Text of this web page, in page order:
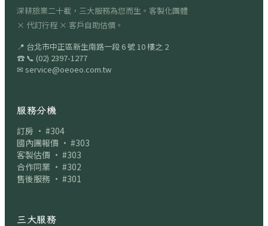
深耕旅業二十載，三大服務為您而生。客製化團體
× 代訂行程 × 客戶自助估價。
📍 台北市中正區新生南路一段 6 號 10 樓之 2
☎ 📞 (02) 2397-1277
✉ service@oeoeo.com.tw
服務分機
訂房 · #304
國內團報價 · #303
客製估價 · #303
合作同業 · #302
售後服務 · #301
三大服務